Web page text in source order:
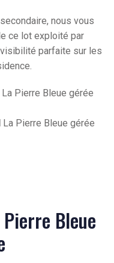
nous vous
ce lot exploité par
parfaite sur les
La Pierre Bleue gérée
La Pierre Bleue gérée
Bleue